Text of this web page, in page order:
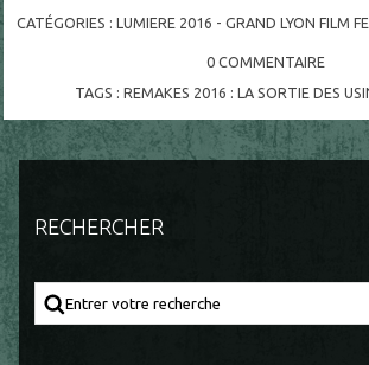
CATÉGORIES :LUMIERE 2016 - GRAND LYON FILM
0 COMMENTAIRE
TAGS :REMAKES 2016 : LA SORTIE DES
RECHERCHER